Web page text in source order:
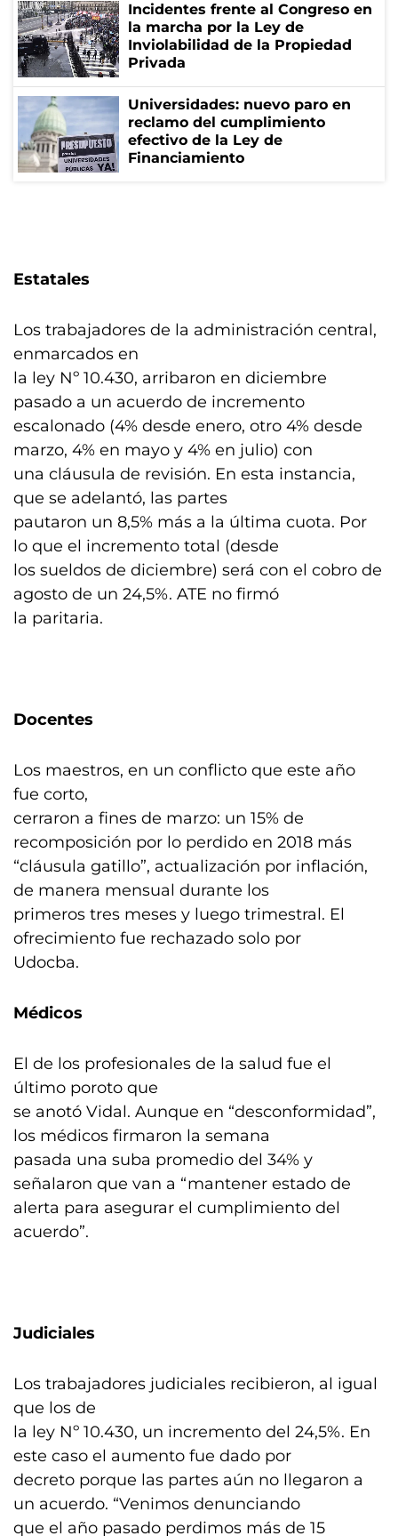
Incidentes frente al Congreso en
la marcha por la Ley de
Inviolabilidad de la Propiedad
Privada
Universidades: nuevo paro en
reclamo del cumplimiento
efectivo de la Ley de
Financiamiento
Estatales
Los trabajadores de la administración central,
enmarcados en
la ley Nº 10.430, arribaron en diciembre
pasado a un acuerdo de incremento
escalonado (4% desde enero, otro 4% desde
marzo, 4% en mayo y 4% en julio) con
una cláusula de revisión. En esta instancia,
que se adelantó, las partes
pautaron un 8,5% más a la última cuota. Por
lo que el incremento total (desde
los sueldos de diciembre) será con el cobro de
agosto de un 24,5%. ATE no firmó
la paritaria.
Docentes
Los maestros, en un conflicto que este año
fue corto,
cerraron a fines de marzo: un 15% de
recomposición por lo perdido en 2018 más
“cláusula gatillo”, actualización por inflación,
de manera mensual durante los
primeros tres meses y luego trimestral. El
ofrecimiento fue rechazado solo por
Udocba.
Médicos
El de los profesionales de la salud fue el
último poroto que
se anotó Vidal. Aunque en “desconformidad”,
los médicos firmaron la semana
pasada una suba promedio del 34% y
señalaron que van a “mantener estado de
alerta para asegurar el cumplimiento del
acuerdo”.
Judiciales
Los trabajadores judiciales recibieron, al igual
que los de
la ley Nº 10.430, un incremento del 24,5%. En
este caso el aumento fue dado por
decreto porque las partes aún no llegaron a
un acuerdo. “Venimos denunciando
que el año pasado perdimos más de 15